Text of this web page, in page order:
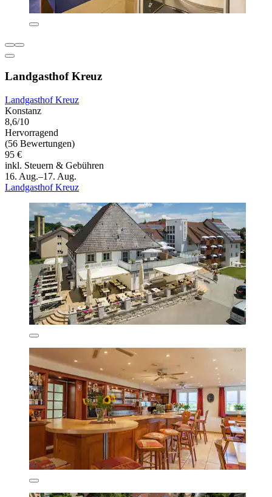
Landgasthof Kreuz
Landgasthof Kreuz
Konstanz
8,6/10
Hervorragend
(56 Bewertungen)
95 €
inkl. Steuern & Gebühren
16. Aug.–17. Aug.
Landgasthof Kreuz